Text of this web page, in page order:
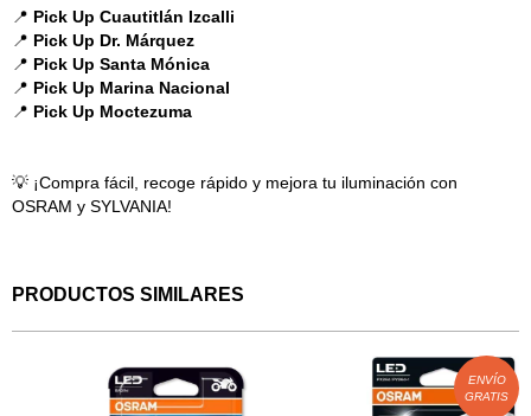
📍 Pick Up Cuautitlán Izcalli
📍 Pick Up Dr. Márquez
📍 Pick Up Santa Mónica
📍 Pick Up Marina Nacional
📍 Pick Up Moctezuma
💡 ¡Compra fácil, recoge rápido y mejora tu iluminación con
OSRAM y SYLVANIA!
PRODUCTOS SIMILARES
ENVÍO
GRATIS